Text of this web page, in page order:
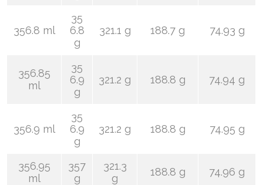
356.8 ml
35
6.8
g
321.1 g 188.7 g 74.93 g
356.85
ml
35
6.9
g
321.2 g 188.8 g 74.94 g
356.9 ml
35
6.9
g
321.2 g 188.8 g 74.95 g
356.95
ml
357
g
321.3
g
188.8 g 74.96 g